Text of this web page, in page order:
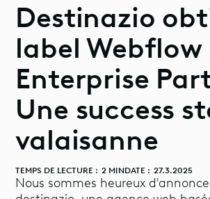
Destinazio
label Webflow
Enterprise
Une success
valaisanne
TEMPS DE LECTURE : 2 MINDATE : 27.3.2025
Nous sommes heureux